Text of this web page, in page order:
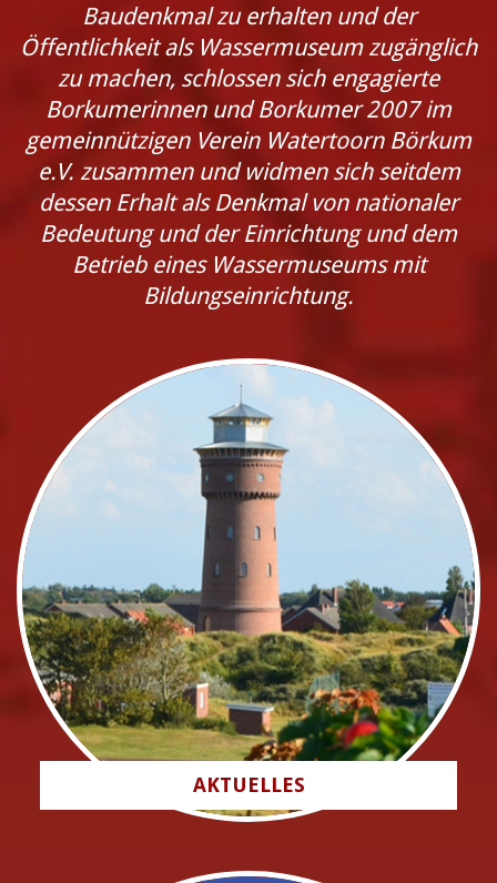
Baudenkmal zu erhalten und der
Öffentlichkeit als Wassermuseum zugänglich
zu machen, schlossen sich engagierte
Borkumerinnen und Borkumer 2007 im
gemeinnützigen Verein Watertoorn Börkum
e.V. zusammen und widmen sich seitdem
dessen Erhalt als Denkmal von nationaler
Bedeutung und der Einrichtung und dem
Betrieb eines Wassermuseums mit
Bildungseinrichtung.
AKTUELLES